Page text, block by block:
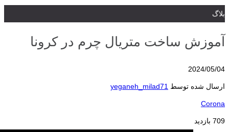
بلاگ
آموزش ساخت متریال چرم در کرونا
2024/05/04
ارسال شده توسط yeganeh_milad71
Corona
709 بازدید